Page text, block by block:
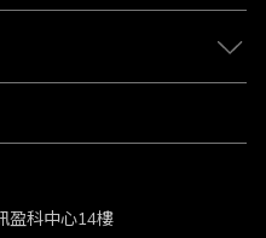
盈科中心14樓